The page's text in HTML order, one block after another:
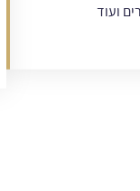
ועוד